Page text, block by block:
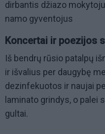
dirbantis džiazo
namo gyventojus
Koncertai ir poezijos
Iš bendrų rūsio patalpų
ir išvalius per daugybę
dezinfekuotos ir naujai
laminato grindys, o palei
gultai.